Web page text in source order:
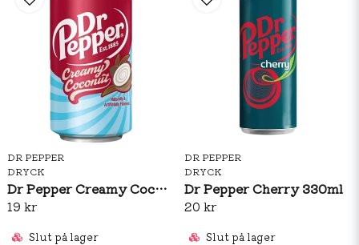
DR PEPPER
DRYCK
Dr Pepper Creamy Coconut 355ml
19 kr
Slut på lager
DR PEPPER
DRYCK
Dr Pepper Cherry 330ml
20 kr
Slut på lager
Fett: 0 g
Kolhydrater: 40 g
varav sockerarter: 40 g
Protein: 0 g
Koffein: 41 mg